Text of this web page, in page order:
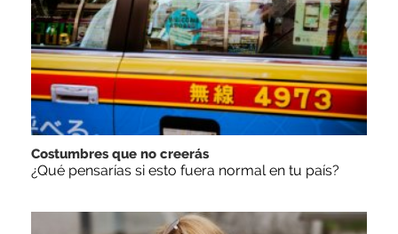
Costumbres que no creerás
¿Qué pensarías si esto fuera normal en tu país?